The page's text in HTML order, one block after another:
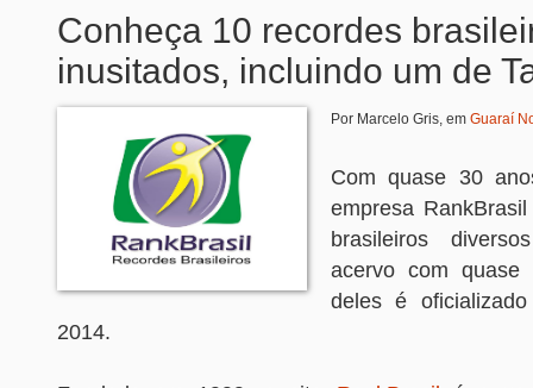
Conheça 10 recordes
inusitados, incluindo um de
Por Marcelo Gris, em Guaraí
Com quase 30
empresa
brasileiros
acervo com
deles é
2014.